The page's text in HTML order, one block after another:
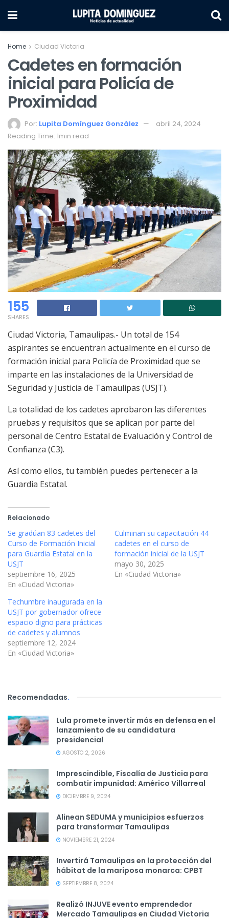
Home Ciudad Victoria
Cadetes en formación
inicial para Policía de
Proximidad
Por: Lupita Domínguez González
abril 24, 2024
Reading Time: 1min read
155
SHARES
Ciudad Victoria, Tamaulipas.- Un total de 154
aspirantes se encuentran actualmente en el curso de
formación inicial para Policía de Proximidad que se
imparte en las instalaciones de la Universidad de
Seguridad y Justicia de Tamaulipas (USJT).
La totalidad de los cadetes aprobaron las diferentes
pruebas y requisitos que se aplican por parte del
personal de Centro Estatal de Evaluación y Control de
Confianza (C3).
Así como ellos, tu también puedes pertenecer a la
Guardia Estatal.
Relacionado
Se gradúan 83 cadetes del
Curso de Formación Inicial
para Guardia Estatal en la
USJT
septiembre 16, 2025
En «Ciudad Victoria»
Culminan su capacitación 44
cadetes en el curso de
formación inicial de la USJT
mayo 30, 2025
En «Ciudad Victoria»
Techumbre inaugurada en la
USJT por gobernador ofrece
espacio digno para prácticas
de cadetes y alumnos
septiembre 12, 2024
En «Ciudad Victoria»
Recomendadas.
Lula promete invertir más en defensa en el
lanzamiento de su candidatura
presidencial
AGOSTO 2, 2026
Imprescindible, Fiscalía de Justicia para
combatir impunidad: Américo Villarreal
DICIEMBRE 9, 2024
Alinean SEDUMA y municipios esfuerzos
para transformar Tamaulipas
NOVIEMBRE 21, 2024
Invertirá Tamaulipas en la protección del
hábitat de la mariposa monarca: CPBT
SEPTIEMBRE 8, 2024
Realizó INJUVE evento emprendedor
Mercado Tamaulipas en Ciudad Victoria